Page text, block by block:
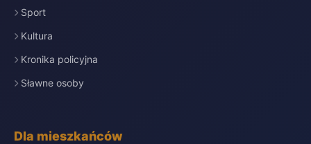
Sport
Kultura
Kronika policyjna
Sławne osoby
Dla mieszkańców